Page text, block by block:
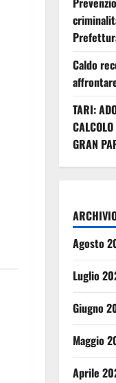
Caldo
TARI:
GRAN
Agosto
Luglio
Giugno
Maggio
Aprile